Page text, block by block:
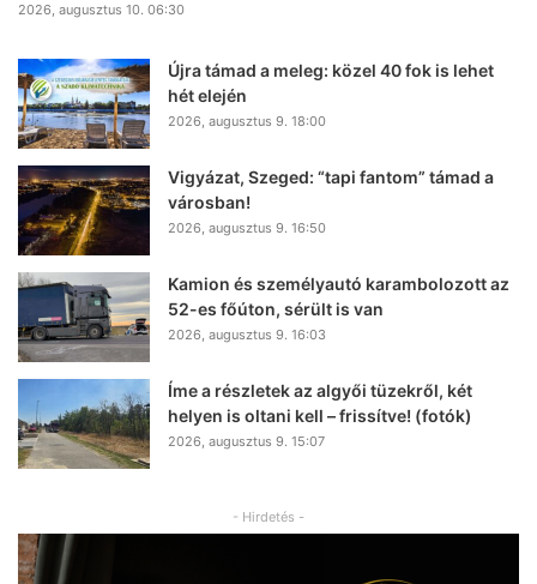
2026, augusztus 10. 06:30
Újra támad a meleg: közel 40 fok is lehet
hét elején
2026, augusztus 9. 18:00
Vigyázat, Szeged: “tapi fantom” támad a
városban!
2026, augusztus 9. 16:50
Kamion és személyautó karambolozott az
52-es főúton, sérült is van
2026, augusztus 9. 16:03
Íme a részletek az algyői tüzekről, két
helyen is oltani kell – frissítve! (fotók)
2026, augusztus 9. 15:07
- Hirdetés -